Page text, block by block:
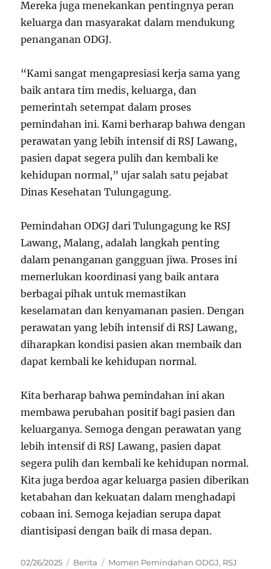
Mereka juga menekankan pentingnya peran
keluarga dan masyarakat dalam mendukung
penanganan ODGJ.
“Kami sangat mengapresiasi kerja sama yang
baik antara tim medis, keluarga, dan
pemerintah setempat dalam proses
pemindahan ini. Kami berharap bahwa dengan
perawatan yang lebih intensif di RSJ Lawang,
pasien dapat segera pulih dan kembali ke
kehidupan normal,” ujar salah satu pejabat
Dinas Kesehatan Tulungagung.
Pemindahan ODGJ dari Tulungagung ke RSJ
Lawang, Malang, adalah langkah penting
dalam penanganan gangguan jiwa. Proses ini
memerlukan koordinasi yang baik antara
berbagai pihak untuk memastikan
keselamatan dan kenyamanan pasien. Dengan
perawatan yang lebih intensif di RSJ Lawang,
diharapkan kondisi pasien akan membaik dan
dapat kembali ke kehidupan normal.
Kita berharap bahwa pemindahan ini akan
membawa perubahan positif bagi pasien dan
keluarganya. Semoga dengan perawatan yang
lebih intensif di RSJ Lawang, pasien dapat
segera pulih dan kembali ke kehidupan normal.
Kita juga berdoa agar keluarga pasien diberikan
ketabahan dan kekuatan dalam menghadapi
cobaan ini. Semoga kejadian serupa dapat
diantisipasi dengan baik di masa depan.
Posted
02/26/2025 Categories
Berita Tags
Momen Pemindahan ODGJ, RSJ